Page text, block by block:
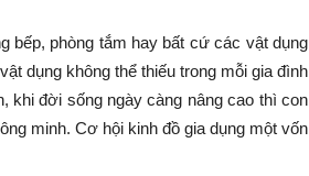
bếp, phòng tắm hay bất cứ các vật dụng
dụng không thể thiếu trong mỗi gia đình
khi đời sống ngày càng nâng cao thì con
minh. Cơ hội kinh đồ gia dụng một vốn